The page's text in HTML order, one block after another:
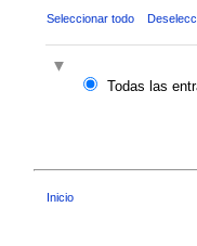
Seleccionar todo
Todas las
Inicio